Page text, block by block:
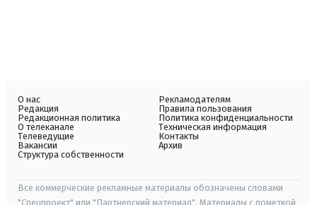
О нас
Редакция
Редакционная политика
О телеканале
Телеведущие
Вакансии
Структура собственности
Рекламодателям
Правила пользования
Политика конфиденциальности
Техническая информация
Контакты
Архив
Все коммерческие рекламные материалы обозначены словами
"Спецпроект" или "Партнерский материал". Материалы с пометкой